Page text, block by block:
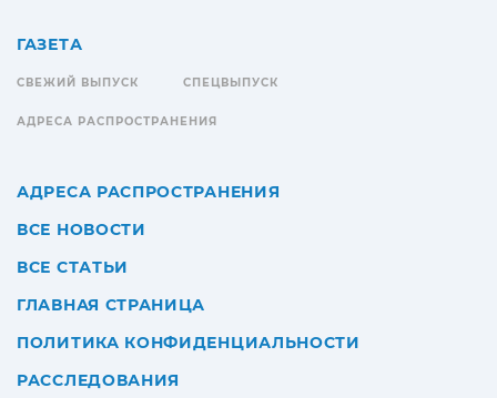
ГАЗЕТА
СВЕЖИЙ ВЫПУСК СПЕЦВЫПУСК
АДРЕСА РАСПРОСТРАНЕНИЯ
АДРЕСА РАСПРОСТРАНЕНИЯ
ВСЕ НОВОСТИ
ВСЕ СТАТЬИ
ГЛАВНАЯ СТРАНИЦА
ПОЛИТИКА КОНФИДЕНЦИАЛЬНОСТИ
РАССЛЕДОВАНИЯ